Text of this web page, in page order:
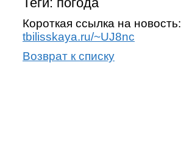
Короткая ссылка на новость:
tbilisskaya.ru/~UJ8nc
Возврат к списку